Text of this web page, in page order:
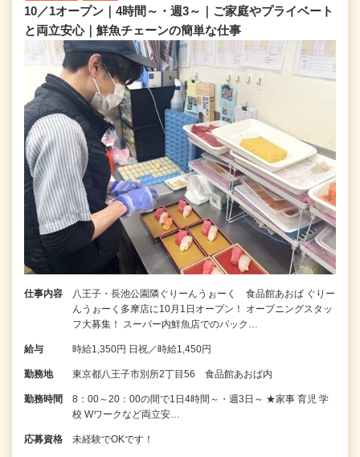
10／1オープン｜4時間～・週3～｜ご家庭やプライベート
と両立安心｜鮮魚チェーンの簡単な仕事
仕事内容
八王子・長池公園隣ぐりーんうぉーく 食品館あおば ぐりー
んうぉーく多摩店に10月1日オープン！ オープニングスタッ
フ大募集！ スーパー内鮮魚店でのパック…
給与 時給1,350円 日祝／時給1,450円
勤務地 東京都八王子市別所2丁目56 食品館あおば内
勤務時間
8：00～20：00の間で1日4時間～・週3日～ ★家事 育児 学
校 Wワークなど両立安…
応募資格 未経験でOKです！